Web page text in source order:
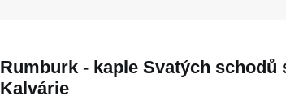
Rumburk - kaple Svatých schodů
Kalvárie